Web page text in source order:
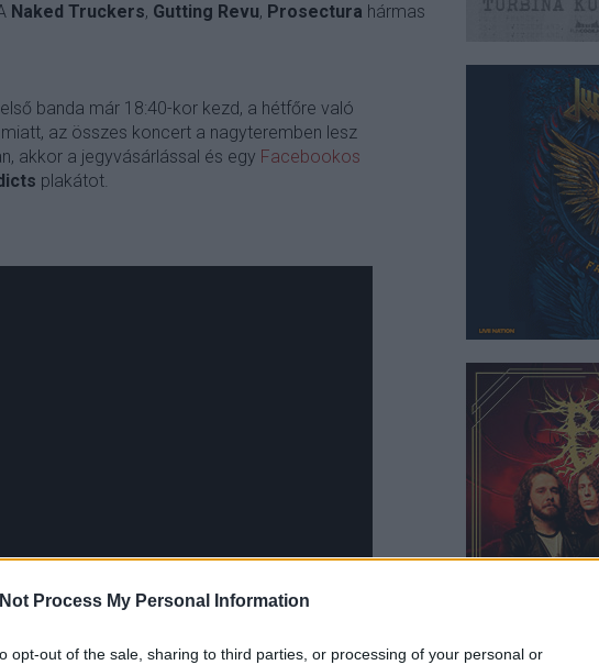
Process My Personal Information
opt-out of the sale, sharing to third parties, or processing of your personal or
Naked Truckers, Gutting Revu, Prosectura hármas
banda már 18:40-kor kezd, a hétfőre való
az összes koncert a nagyteremben lesz
akkor a jegyvásárlással és egy Facebookos
plakátot.